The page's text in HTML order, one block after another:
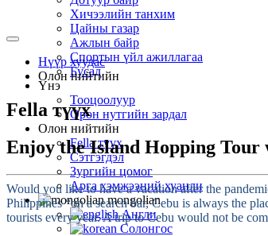
Хичээлийн танхим
Цайны газар
Ажлын байр
Спортын үйл ажиллагаа
Бусад
Үнэ
Тооцоолуур
Орон нутгийн зардал
Олон нийтийн
Fella түүх
Сэтгэгдэл
Зургийн цомог
Арга хэмжээний хуанли
mongolian
Англи
Солонгос
Нүүр хуудас
Олон нийтийн
Fella түүх
Enjoy the Island Hopping Tour
Would you like to have a vacation after the
Philippines “on a search bar, Cebu is always the
tourists every year. A trip to Cebu would not be